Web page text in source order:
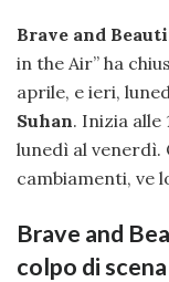
Brave and
in the Air” ha
aprile, e ieri,
Suhan. Inizia alle
lunedì al venerdì.
cambiamenti, ve
Brave and
colpo di